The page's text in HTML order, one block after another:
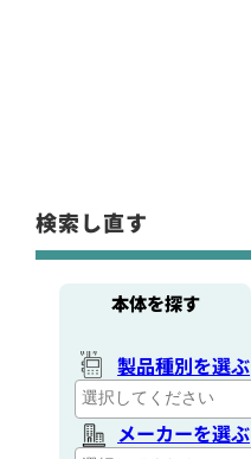
検索し直す
本体を探す
製品種別を選ぶ
メーカーを選ぶ